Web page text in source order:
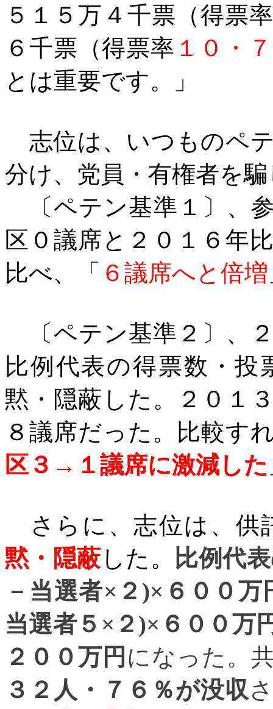
５１５万４千票（得票
６千票（得票率 １０・
とは重要です。
」
志位は、いつものペ
分け、党員・有権者を
〔ペテン基準１〕、
区０議席と２０１６年
比べ、「 ６議席へと倍増
〔ペテン基準２〕、
比例代表の得票数・
黙・隠蔽した。２０１
８議席だった。比較す
区３ → １議席に激減した
さらに、志位は、供
黙・隠蔽 した。 比例代表
－当選者×２ )×６００万
当選者５×２ )×６００万
２００万円 になった。
３２人・７６％が没収